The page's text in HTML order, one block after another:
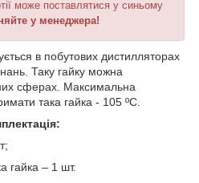
може поставлятися у синьому
у менеджера!
в побутових дистилляторах
Таку гайку можна
сферах. Максимальна
така гайка - 105 ºС.
гайка – 1 шт.